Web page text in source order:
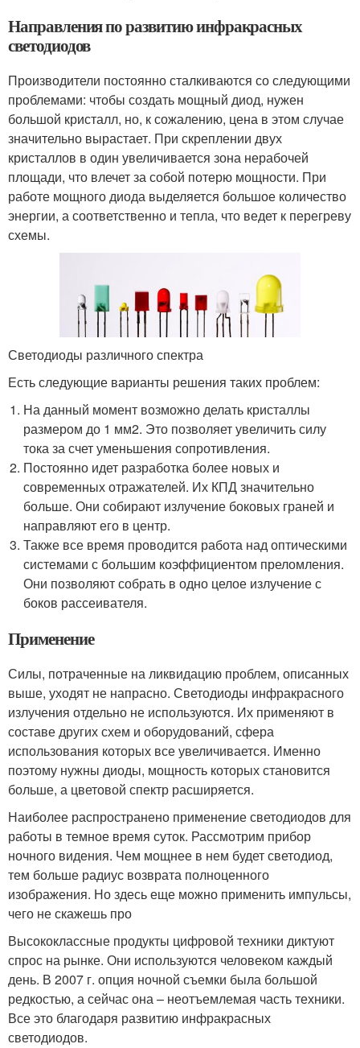
Направления по развитию инфракрасных
светодиодов
Производители постоянно сталкиваются со следующими
проблемами: чтобы создать мощный диод, нужен
большой кристалл, но, к сожалению, цена в этом случае
значительно вырастает. При скреплении двух
кристаллов в один увеличивается зона нерабочей
площади, что влечет за собой потерю мощности. При
работе мощного диода выделяется большое количество
энергии, а соответственно и тепла, что ведет к перегреву
схемы.
Светодиоды различного спектра
Есть следующие варианты решения таких проблем:
На данный момент возможно делать кристаллы
размером до 1 мм2. Это позволяет увеличить силу
тока за счет уменьшения сопротивления.
Постоянно идет разработка более новых и
современных отражателей. Их КПД значительно
больше. Они собирают излучение боковых граней и
направляют его в центр.
Также все время проводится работа над оптическими
системами с большим коэффициентом преломления.
Они позволяют собрать в одно целое излучение с
боков рассеивателя.
Применение
Силы, потраченные на ликвидацию проблем, описанных
выше, уходят не напрасно. Светодиоды инфракрасного
излучения отдельно не используются. Их применяют в
составе других схем и оборудований, сфера
использования которых все увеличивается. Именно
поэтому нужны диоды, мощность которых становится
больше, а цветовой спектр расширяется.
Наиболее распространено применение светодиодов для
работы в темное время суток. Рассмотрим прибор
ночного видения. Чем мощнее в нем будет светодиод,
тем больше радиус возврата полноценного
изображения. Но здесь еще можно применить импульсы,
чего не скажешь про
Высококлассные продукты цифровой техники диктуют
спрос на рынке. Они используются человеком каждый
день. В 2007 г. опция ночной съемки была большой
редкостью, а сейчас она – неотъемлемая часть техники.
Все это благодаря развитию инфракрасных
светодиодов.